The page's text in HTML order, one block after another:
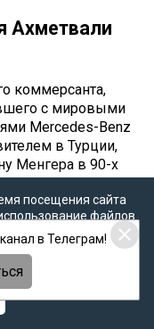
Ахметвали
коммерсанта,
с мировыми
Mercedes-Benz
в Турции,
Менгера в 90-х
фонда,
Менгера, в
книг. В изданной
«Тамга»,
посещения сайта
файлов
согласием
,Политикой о
в Телеграм!